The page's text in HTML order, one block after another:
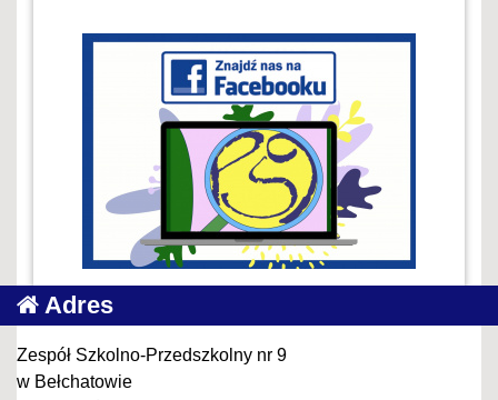
Adres
Zespół Szkolno-Przedszkolny nr 9
w Bełchatowie